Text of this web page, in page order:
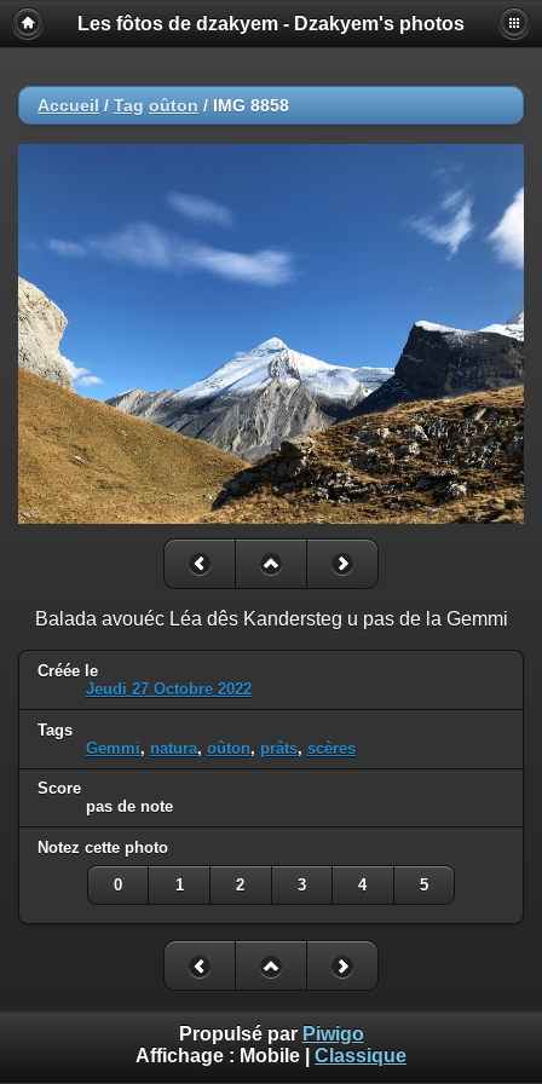
Les fôtos de dzakyem - Dzakyem's photos
Accueil / Tag oûton / IMG 8858
Balada avouéc Léa dês Kandersteg u pas de la Gemmi
Créée le
Jeudi 27 Octobre 2022
Tags
Gemmi, natura, oûton, prâts, scères
Score
pas de note
Notez cette photo
0 1 2 3 4 5
Propulsé par Piwigo
Affichage : Mobile Classique